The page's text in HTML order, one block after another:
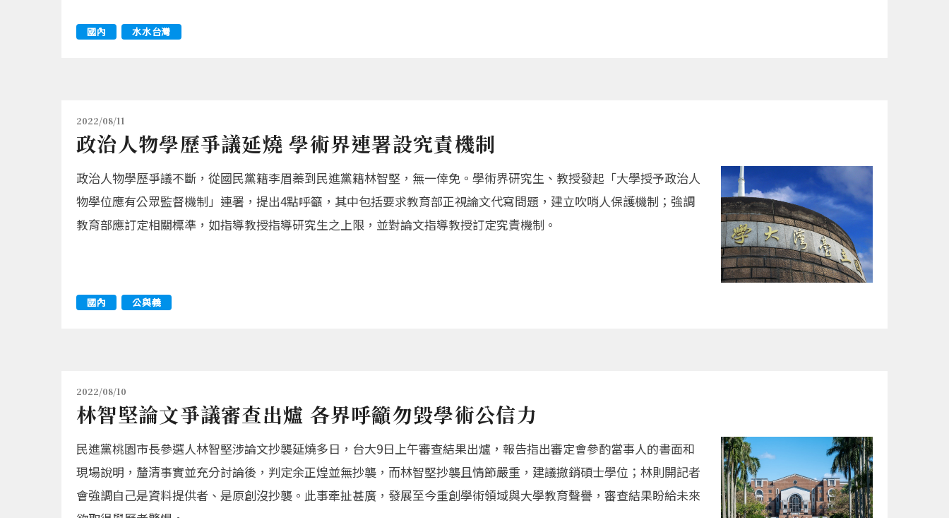
國內 水水台灣
2022/08/11
政治人物學歷爭議延燒 學術界連署設究責機制
政治人物學歷爭議不斷，從國民黨籍李眉蓁到民進黨籍林智堅，無一倖免。學術界研究生、教授發起「大學授予政治人
物學位應有公眾監督機制」連署，提出4點呼籲，其中包括要求教育部正視論文代寫問題，建立吹哨人保護機制；強調
教育部應訂定相關標準，如指導教授指導研究生之上限，並對論文指導教授訂定究責機制。
國內 公與義
2022/08/10
林智堅論文爭議審查出爐 各界呼籲勿毀學術公信力
民進黨桃園市長參選人林智堅涉論文抄襲延燒多日，台大9日上午審查結果出爐，報告指出審定會參酌當事人的書面和
現場說明，釐清事實並充分討論後，判定余正煌並無抄襲，而林智堅抄襲且情節嚴重，建議撤銷碩士學位；林則開記者
會強調自己是資料提供者、是原創沒抄襲。此事牽扯甚廣，發展至今重創學術領域與大學教育聲譽，審查結果盼給未來